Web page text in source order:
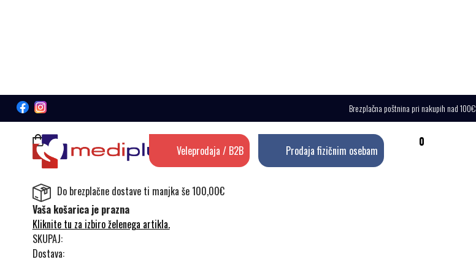
Brezplačna poštnina pri nakupih nad 100€
Veleprodaja / B2B Prodaja fizičnim osebam
0
Do brezplačne dostave ti manjka še 100,00€
Vaša košarica je prazna
Kliknite tu za izbiro želenega artikla.
SKUPAJ:
Dostava: